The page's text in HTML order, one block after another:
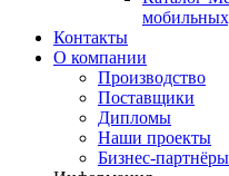
Контакты
О компании
Производство
Поставщики
Дипломы
Наши проекты
Бизнес-партнёры